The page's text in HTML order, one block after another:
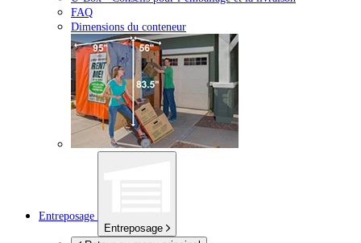
FAQ
Dimensions du conteneur
Entreposage
Entreposage